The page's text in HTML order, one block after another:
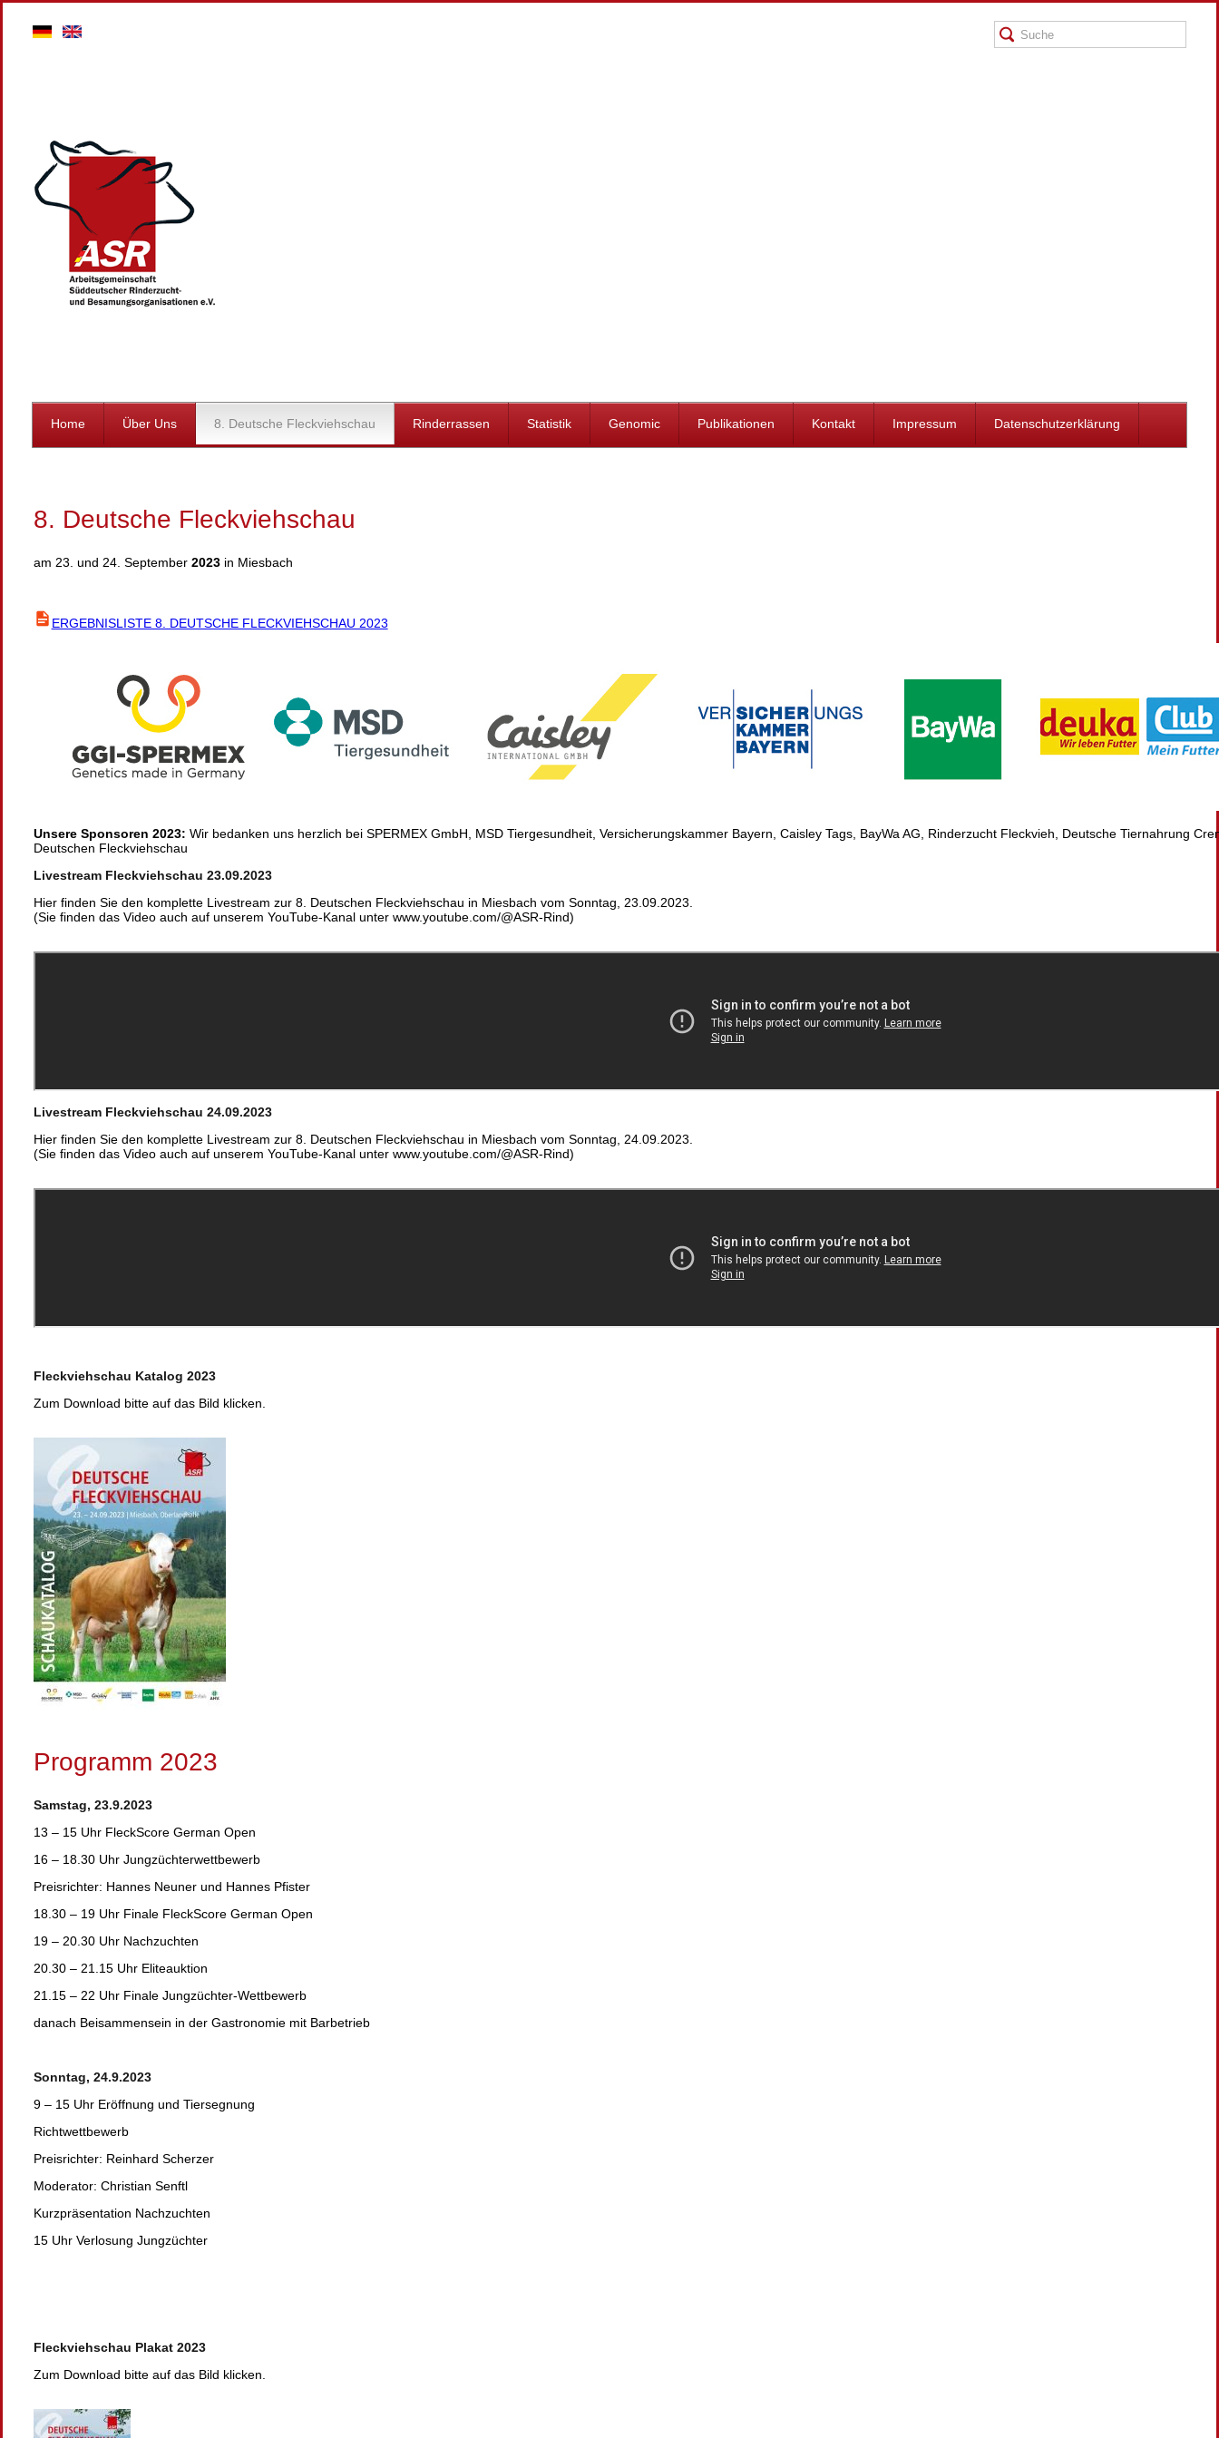
Home Über Uns 8. Deutsche Fleckviehschau Rinderrassen Statistik Genomic Publikationen Kontakt Impressum Datenschutzerklärung
8. Deutsche Fleckviehschau
am 23. und 24. September 2023in Miesbach
ERGEBNISLISTE 8. DEUTSCHE FLECKVIEHSCHAU 2023
Unsere Sponsoren 2023: Wir bedanken uns herzlich bei SPERMEX GmbH, MSD Tiergesundheit, Versicherungskammer Bayern, Caisley Tags, BayWa AG, Rinderzucht Fleckvieh, Deutsche Tiernahrung
Deutschen Fleckviehschau
Livestream Fleckviehschau 23.09.2023
Hier finden Sie den komplette Livestream zur 8. Deutschen Fleckviehschau in Miesbach vom Sonntag, 23.09.2023.
(Sie finden das Video auch auf unserem YouTube-Kanal unter www.youtube.com/@ASR-Rind)
Livestream Fleckviehschau 24.09.2023
Hier finden Sie den komplette Livestream zur 8. Deutschen Fleckviehschau in Miesbach vom Sonntag, 24.09.2023.
(Sie finden das Video auch auf unserem YouTube-Kanal unter www.youtube.com/@ASR-Rind)
Fleckviehschau Katalog 2023
Zum Download bitte auf das Bild klicken.
Programm 2023
Samstag, 23.9.2023
13 – 15 Uhr FleckScore German Open
16 – 18.30 Uhr Jungzüchterwettbewerb
Preisrichter: Hannes Neuner und Hannes Pfister
18.30 – 19 Uhr Finale FleckScore German Open
19 – 20.30 Uhr Nachzuchten
20.30 – 21.15 Uhr Eliteauktion
21.15 – 22 Uhr Finale Jungzüchter-Wettbewerb
danach Beisammensein in der Gastronomie mit Barbetrieb
Sonntag, 24.9.2023
9 – 15 Uhr Eröffnung und Tiersegnung
Richtwettbewerb
Preisrichter: Reinhard Scherzer
Moderator: Christian Senftl
Kurzpräsentation Nachzuchten
15 Uhr Verlosung Jungzüchter
Fleckviehschau Plakat 2023
Zum Download bitte auf das Bild klicken.